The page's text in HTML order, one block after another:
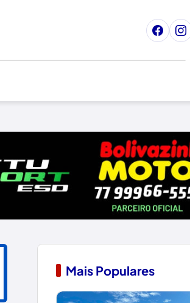
Mais Populares